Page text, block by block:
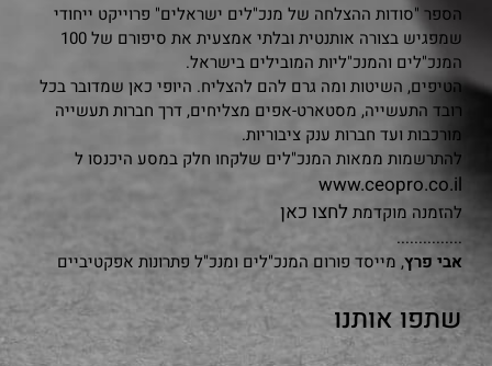
הספר "סודות ההצלחה של מנכ"לים ישראלים" פרוייקט ייחודי
שמפגיש בצורה אותנטית ובלתי אמצעית את סיפורם של 100
המנכ"לים והמנכ"ליות המובילים בישראל.
הטיפים, השיטות ומה גרם להם להצליח. היופי כאן שמדובר בכל
רובד התעשייה, מסטארט-אפים מצליחים, דרך חברות תעשייה
מורכבות ועד חברות ענק ציבוריות.
להתרשמות ממאות המנכ"לים שלקחו חלק במסע היכנסו ל
www.ceopro.co.il
להזמנה מוקדמת לחצו כאן
...............
אבי פרץ, מייסד פורום המנכ"לים ומנכ"ל פתרונות אפקטיביים
שתפו אותנו